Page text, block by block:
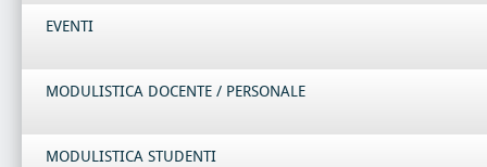
EVENTI
MODULISTICA DOCENTE / PERSONALE
MODULISTICA STUDENTI